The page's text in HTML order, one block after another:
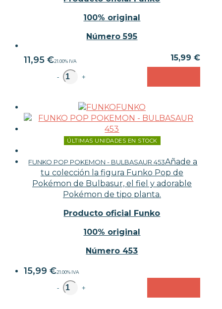
100% original
Número 595
15,99 €
11,95 €21.00% IVA
- +
FUNKO
ÚLTIMAS UNIDADES EN STOCK
FUNKO POP POKEMON - BULBASAUR 453Añade a
tu colección la figura Funko Pop de
Pokémon de Bulbasur, el fiel y adorable
Pokémon de tipo planta.
Producto oficial Funko
100% original
Número 453
15,99 €21.00% IVA
- +